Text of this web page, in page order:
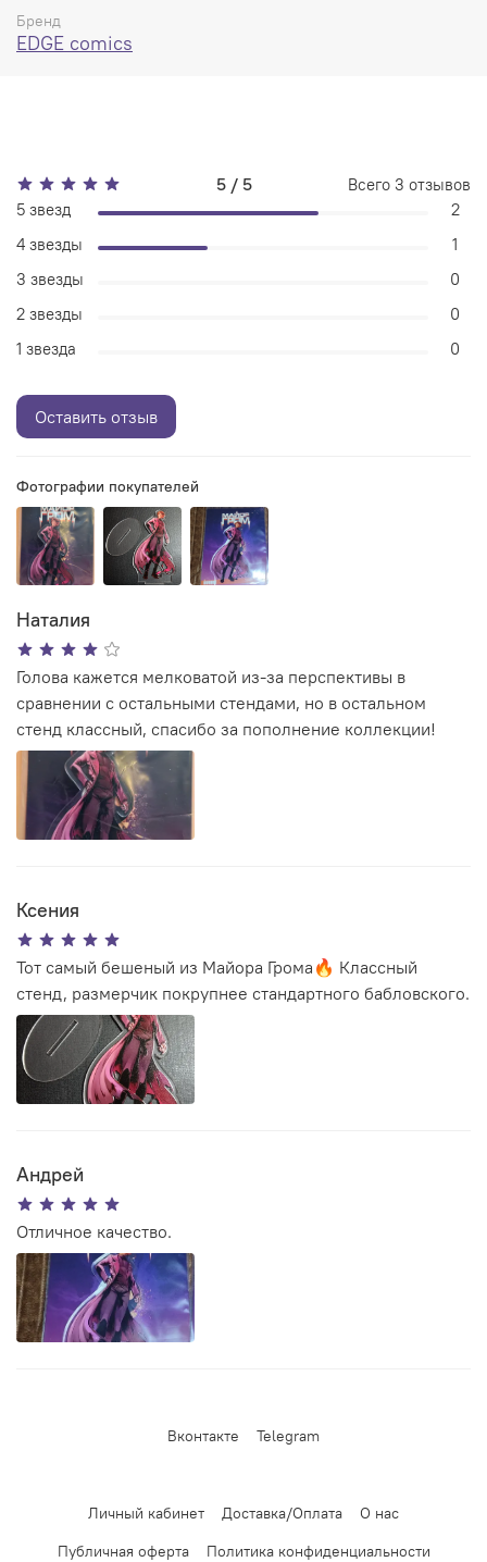
Бренд
EDGE comics
Фотографии покупателей
Наталия
Голова кажется мелковатой из-за перспективы в
сравнении с остальными стендами, но в остальном
стенд классный, спасибо за пополнение коллекции!
Ксения
Тот самый бешеный из Майора Грома🔥 Классный
стенд, размерчик покрупнее стандартного бабловского.
Андрей
Отличное качество.
5 / 5 Всего 3 отзывов
5 звезд
2
4 звезды
1
3 звезды
0
2 звезды
0
1 звезда
0
Оставить отзыв
Вконтакте Telegram
Личный кабинет Доставка/Оплата
О нас
Публичная оферта
Политика конфиденциальности